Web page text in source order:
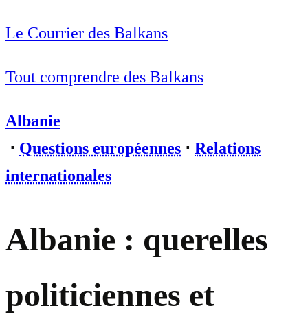
Le Courrier des Balkans
Tout comprendre des Balkans
Albanie
⋅ Questions européennes ⋅ Relations
internationales
Albanie : querelles
politiciennes et